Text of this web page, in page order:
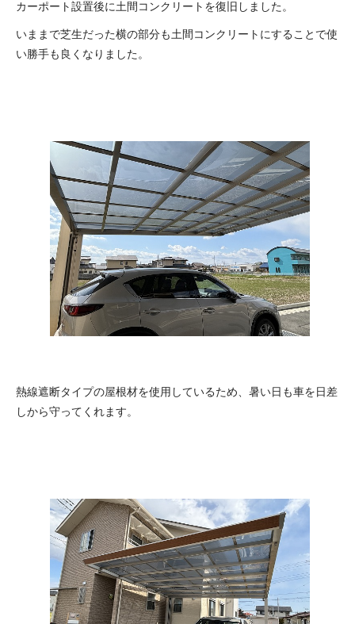
カーポート設置後に土間コンクリートを復旧しました。
いままで芝生だった横の部分も土間コンクリートにすることで使
い勝手も良くなりました。
熱線遮断タイプの屋根材を使用しているため、暑い日も車を日差
しから守ってくれます。